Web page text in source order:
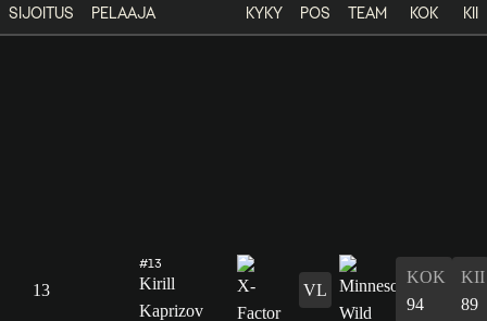
SIJOITUS PELAAJA KYKY POS TEAM KOK KII
13
#13
Kirill
Kaprizov
VL
KOK
94
KII
89